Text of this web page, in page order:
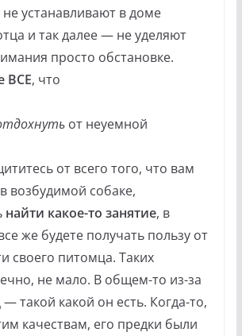
устанавливают в доме
и так далее — не уделяют
просто обстановке.
ВСЕ, что
от неуемной
от всего того, что вам
возбудимой собаке,
найти какое-то занятие, в
же будете получать пользу от
своего питомца. Таких
не мало. В общем-то из-за
такой какой он есть. Когда-то,
качествам, его предки были